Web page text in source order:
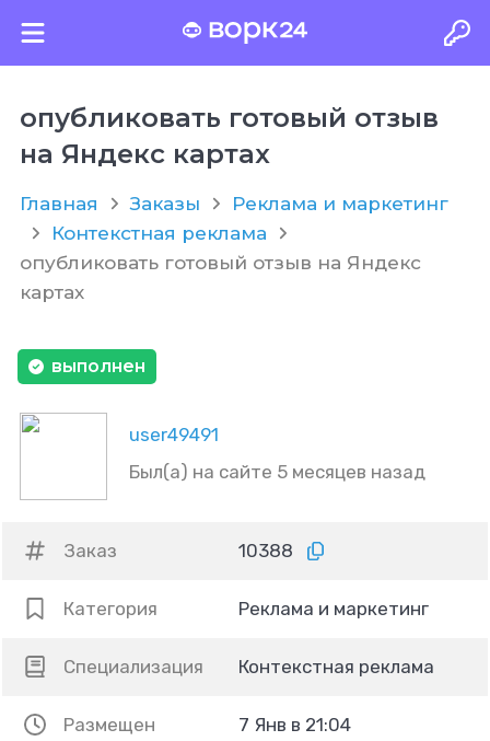
опубликовать готовый отзыв
на Яндекс картах
Главная Заказы
Реклама и маркетинг
Контекстная реклама
опубликовать готовый отзыв на Яндекс
картах
user49491
Был(а) на сайте 5 месяцев назад
выполнен
Заказ 10388
Категория Реклама и маркетинг
Специализация Контекстная реклама
Размещен 7 Янв в 21:04